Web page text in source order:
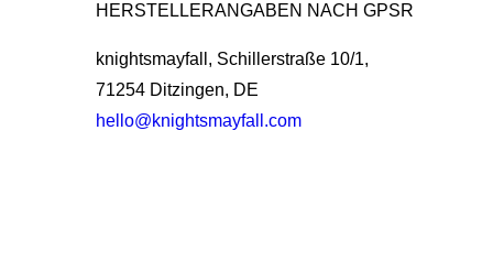
HERSTELLERANGABEN NACH GPSR
knightsmayfall, Schillerstraße 10/1,
71254 Ditzingen, DE
hello@knightsmayfall.com